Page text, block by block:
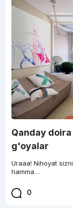
Qanday
g'oyalar
Uraaa! Nihoyat
hamma…
0